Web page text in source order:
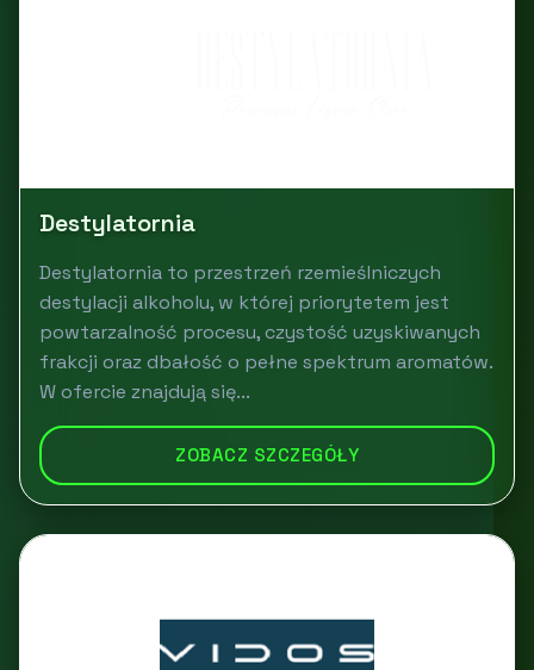
Destylatornia
Destylatornia to przestrzeń rzemieślniczych
destylacji alkoholu, w której priorytetem jest
powtarzalność procesu, czystość uzyskiwanych
frakcji oraz dbałość o pełne spektrum aromatów.
W ofercie znajdują się...
ZOBACZ SZCZEGÓŁY